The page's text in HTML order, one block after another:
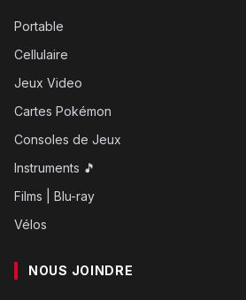
Portable
Cellulaire
Jeux Video
Cartes Pokémon
Consoles de Jeux
Instruments 🎵
Films | Blu-ray
Vélos
NOUS JOINDRE